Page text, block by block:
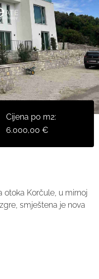
Cijena po m2:
6.000,00 €
otoka Korčule, u mirnoj
smještena je nova